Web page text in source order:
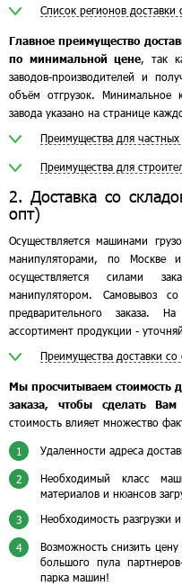
Список регионов доставки
Главное преимущество
по минимальной цене, так
заводов-производителей и
объём отгрузок. Минимальное
завода указано на странице
Преимущества для частных
Преимущества для
2. Доставка со
опт)
Осуществляется машинами
манипуляторами, по
осуществляется силами
манипулятором. Самовывоз
предварительного заказа.
ассортимент продукции -
Преимущества доставки со
Мы просчитываем стоимость
заказа, чтобы сделать
стоимость влияет множество
1 Удаленности адреса
2
Необходимый класс
материалов и нюансов
3 Необходимость разгрузки
4
Возможность снизить
большого пула
парка машин!